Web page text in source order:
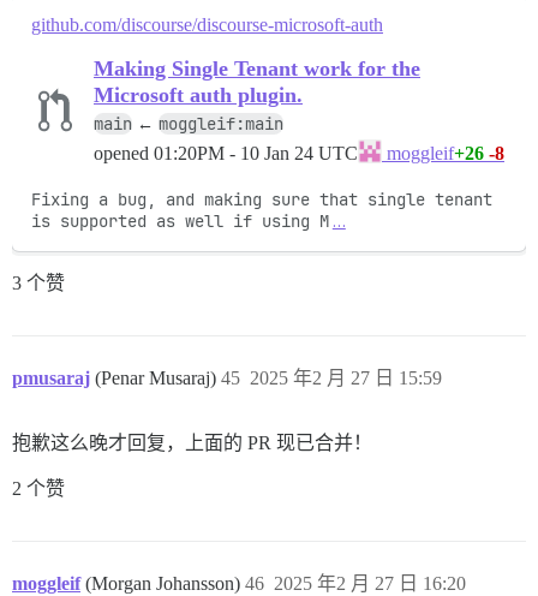
github.com/discourse/discourse-microsoft-auth
Making Single Tenant work for the
Microsoft auth plugin.
main ← moggleif:main
opened 01:20PM - 10 Jan 24 UTC moggleif+26 -8
Fixing a bug, and making sure that single tenant
is supported as well if using M …
3 个赞
pmusaraj (Penar Musaraj) 2025 年2 月 27 日 15:59
45
抱歉这么晚才回复，上面的 PR 现已合并！
2 个赞
moggleif (Morgan Johansson) 2025 年2 月 27 日 16:20
46